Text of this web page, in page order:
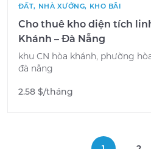
ĐẤT, NHÀ XƯỞNG, KHO BÃI
Cho thuê kho diện tích
Khánh – Đà Nẵng
khu CN hòa khánh, phường
đà nẵng
2.58 $/tháng